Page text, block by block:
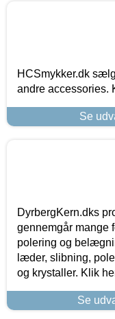
HCSmykker.dk
andre accessories.
Se
DyrbergKern.dks
gennemgår mange
polering og
læder, slibning,
og krystaller. Klik
Se